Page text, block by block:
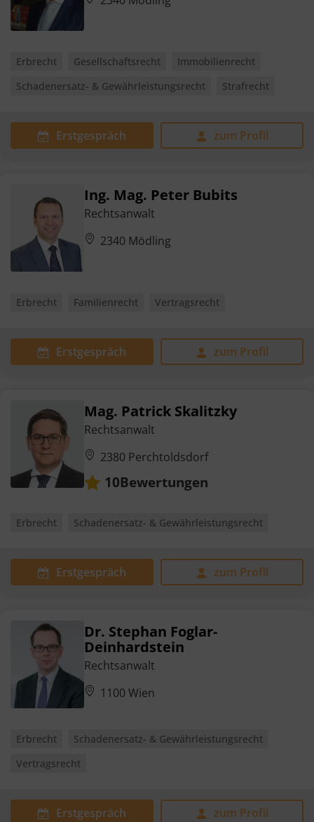
Erbrecht Gesellschaftsrecht
Immobilienrecht
Schadenersatz- & Gewährleistungsrecht
Strafrecht
Erstgespräch zum Profil
Ing. Mag. Peter Bubits
Rechtsanwalt
2340 Mödling
Erbrecht Familienrecht Vertragsrecht
Erstgespräch zum Profil
Mag. Patrick Skalitzky
Rechtsanwalt
2380 Perchtoldsdorf
10Bewertungen
Erbrecht Schadenersatz- & Gewährleistungsrecht
Erstgespräch zum Profil
Dr. Stephan Foglar-
Deinhardstein
Rechtsanwalt
1100 Wien
Erbrecht
Schadenersatz- & Gewährleistungsrecht
Vertragsrecht
Erstgespräch zum Profil